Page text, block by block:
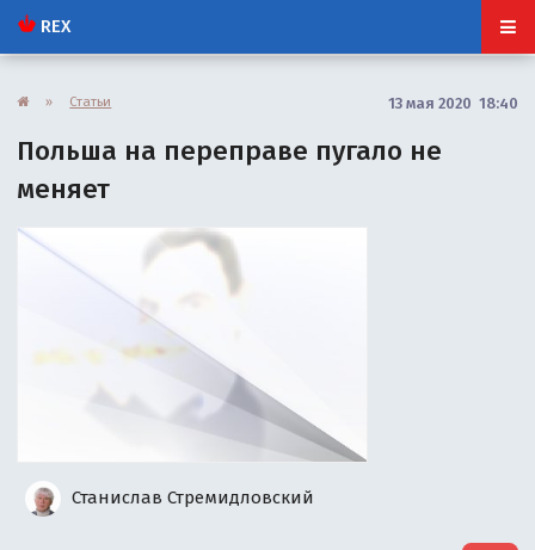
REX
» Статьи 13 мая 2020 18:40
Польша на переправе пугало не
меняет
Станислав Стремидловский